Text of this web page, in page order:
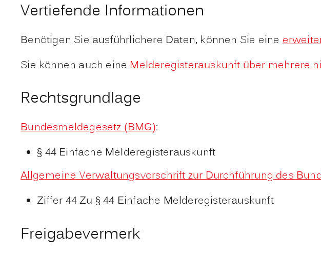
Vertiefende Informationen
Benötigen Sie ausführlichere Daten, können Sie eine
Sie können auch eineMelderegisterauskunft über mehrere
Rechtsgrundlage
Bundesmeldegesetz (BMG):
§ 44 Einfache Melderegisterauskunft
Allgemeine Verwaltungsvorschrift zur Durchführung des
Ziffer 44 Zu § 44 Einfache Melderegisterauskunft
Freigabevermerk